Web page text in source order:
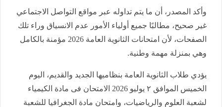
وأكد المصدر، أن ما يتم تداوله عبر مواقع التواصل الاجتماعي
غير صحيح، مطالبًا جميع أولياء الأمور عدم الانسياق وراء تلك
الصفحات، لأن امتحانات الثانوية العامة 2026 مؤمنة بالكامل
وهي بمنزلة مهمة وطنية.
يؤدي طلاب الثانوية العامة بنظاميها الجديد والقديم، اليوم
الخميس الموافق ٢ يوليو 2026 الامتحان فى مادة الكيمياء
لشعبة العلوم والرياضيات، وامتحان مادة الجغرافيا للشعبة